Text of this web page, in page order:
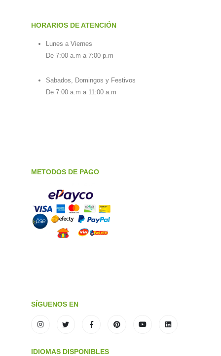
HORARIOS DE ATENCIÓN
Lunes a Viernes
De 7:00 a.m a 7:00 p.m
Sabados, Domingos y Festivos
De 7:00 a.m a 11:00 a.m
METODOS DE PAGO
SÍGUENOS EN
IDIOMAS DISPONIBLES